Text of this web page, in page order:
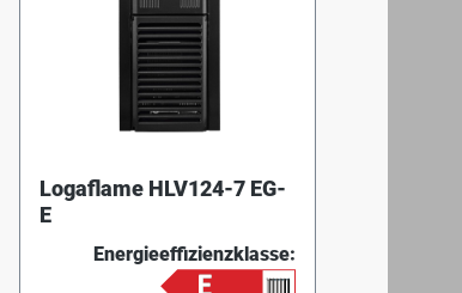
Logaflame HLV124-7 EG-
E
Energieeffizienzklasse: